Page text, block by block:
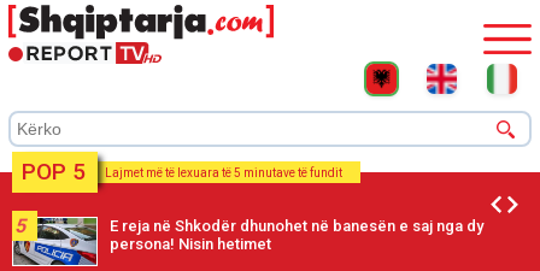
POP 5 Lajmet më të lexuara të 5 minutave të fundit
5
E reja në Shkodër dhunohet në banesën e saj nga dy
persona! Nisin hetimet